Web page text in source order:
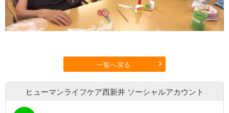
一覧へ戻る
ヒューマンライフケア西新井 ソーシャルアカウント